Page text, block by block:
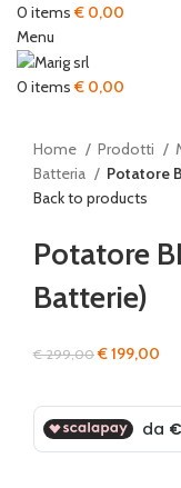
0 items € 0,00
Menu
0 items € 0,00
Click to enlarge
Home Prodotti
Batteria
Potatore
Back to products
Potatore
Batterie)
€299,00Il
era:
€ 299,00.
€199,00
è:
€